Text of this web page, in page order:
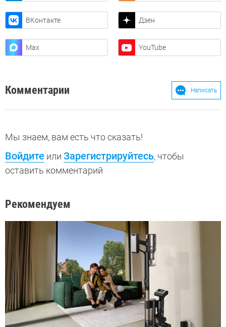
ВКонтакте Дзен
Max YouTube
Комментарии Написать
Мы знаем, вам есть что сказать!
Войдите или Зарегистрируйтесь, чтобы
оставить комментарий
Рекомендуем